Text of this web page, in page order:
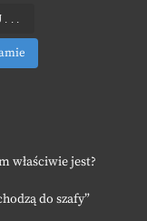
właściwie jest?
do szafy”